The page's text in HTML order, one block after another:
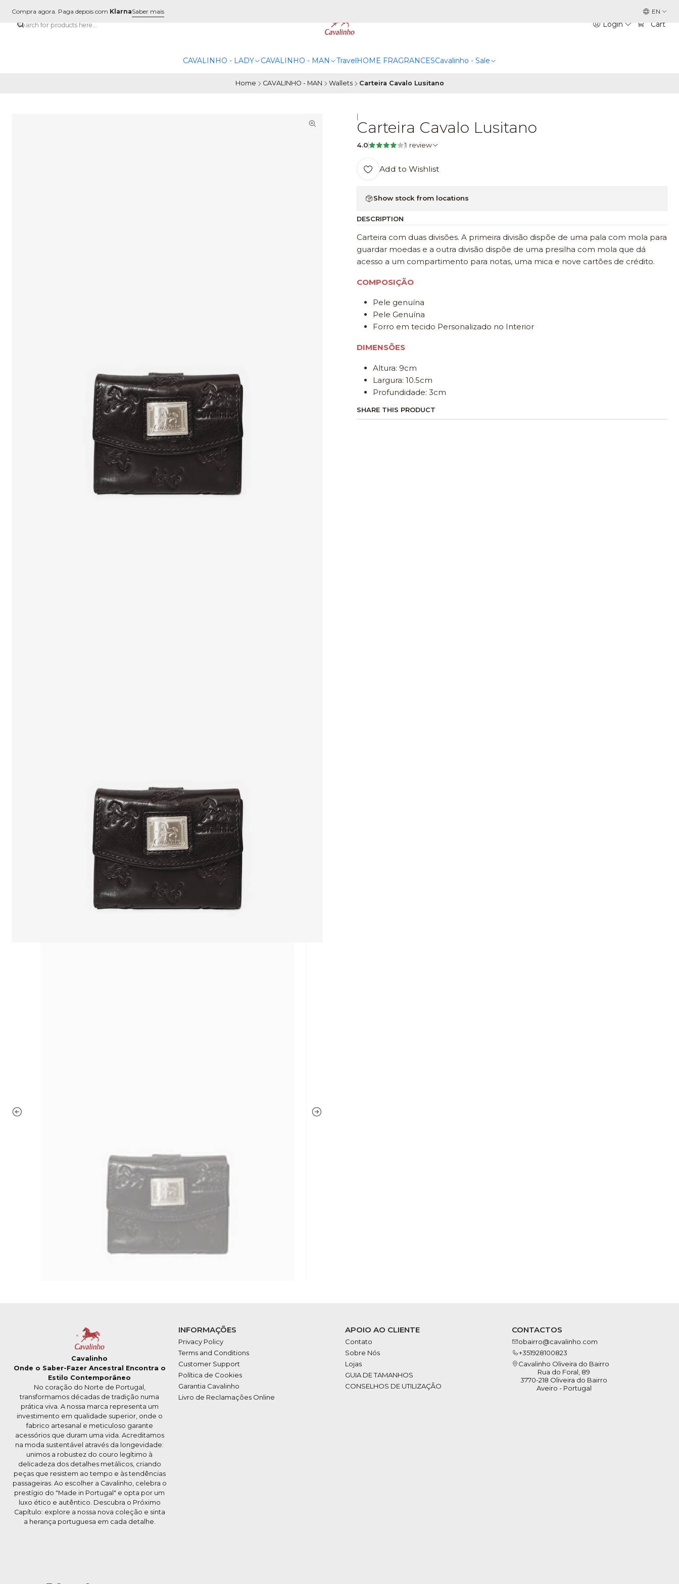
Login Cart
CAVALINHO - LADY CAVALINHO - MAN TravelHOME FRAGRANCESCavalinho - Sale
Compra agora. Paga depois com KlarnaSaber mais EN
Home CAVALINHO - MAN Wallets Carteira Cavalo Lusitano
Carteira Cavalo Lusitano
4.0 1 review
Add to Wishlist
Show stock from locations
DESCRIPTION
Carteira com duas divisões. A primeira divisão dispõe de uma pala com mola para
guardar moedas e a outra divisão dispõe de uma presilha com mola que dá
acesso a um compartimento para notas, uma mica e nove cartões de crédito.
COMPOSIÇÃO
Pele genuína
Pele Genuína
Forro em tecido Personalizado no Interior
DIMENSÕES
Altura: 9cm
Largura: 10.5cm
Profundidade: 3cm
SHARE THIS PRODUCT
Cavalinho
Onde o Saber-Fazer Ancestral Encontra o
Estilo Contemporâneo
No coração do Norte de Portugal,
transformamos décadas de tradição numa
prática viva. A nossa marca representa um
investimento em qualidade superior, onde o
fabrico artesanal e meticuloso garante
acessórios que duram uma vida. Acreditamos
na moda sustentável através da longevidade:
unimos a robustez do couro legítimo à
delicadeza dos detalhes metálicos, criando
peças que resistem ao tempo e às tendências
passageiras. Ao escolher a Cavalinho, celebra o
prestígio do "Made in Portugal" e opta por um
luxo ético e autêntico. Descubra o Próximo
Capítulo: explore a nossa nova coleção e sinta
a herança portuguesa em cada detalhe.
INFORMAÇÕES
Privacy Policy
Terms and Conditions
Customer Support
Política de Cookies
Garantia Cavalinho
Livro de Reclamações Online
APOIO AO CLIENTE
Contato
Sobre Nós
Lojas
GUIA DE TAMANHOS
CONSELHOS DE UTILIZAÇÃO
CONTACTOS
obairro@cavalinho.com
+351928100823
Cavalinho Oliveira do Bairro
Rua do Foral, 89
3770-218 Oliveira do Bairro
Aveiro - Portugal